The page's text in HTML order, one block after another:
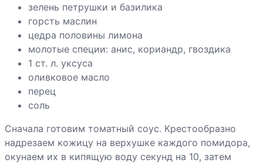
Макароны с
тыквой
Пельмени с
редькой и
капустой
Перец
фаршированный
овощами
зелень петрушки и базилика
горсть маслин
цедра половины лимона
молотые специи: анис, кориандр, гвоздика
1 ст. л. уксуса
оливковое масло
перец
соль
Сначала готовим томатный соус. Крестообразно
надрезаем кожицу на верхушке каждого помидора,
окунаем их в кипящую воду секунд на 10, затем